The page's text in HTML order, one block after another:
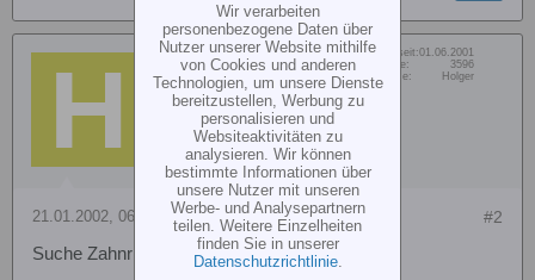
Holger Port
Senior Member
Dabei seit:01.06.2001
Beiträge:
3596
Vorname:
Holger
#2
21.01.2002, 06:26
Suche Zahnriemen!
Wir verarbeiten
personenbezogene Daten über
Nutzer unserer Website mithilfe
von Cookies und anderen
Technologien, um unsere Dienste
bereitzustellen, Werbung zu
personalisieren und
Websiteaktivitäten zu
analysieren. Wir können
bestimmte Informationen über
unsere Nutzer mit unseren
Werbe- und Analysepartnern
teilen. Weitere Einzelheiten
finden Sie in unserer
Datenschutzrichtlinie.